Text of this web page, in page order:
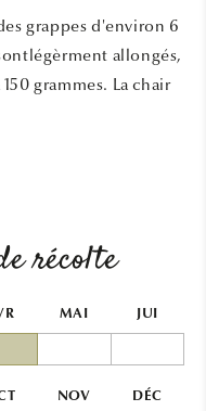
grappes d'environ 6
allongés,
grammes. La chair
récolte
MAI JUI
NOV DÉC